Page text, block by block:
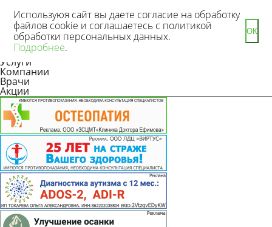
Новости
Статьи
Услуги
Компании
Врачи
Акции
Используюя сайт вы даете согласие на обработку
файлов cookie и соглашаетесь с политикой
обработки персональных данных.
Подробнее.
ОК